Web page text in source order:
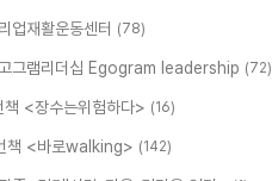
업재활운동센터 (78)
그램리더십 Egogram leadership (72)
책 <장수는위험하다> (16)
책 <바로walking> (142)